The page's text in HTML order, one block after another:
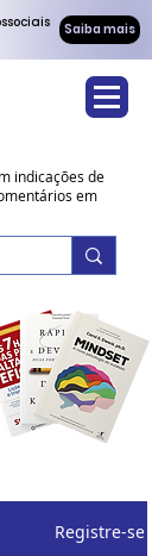
Saiba mais
indicações de
em
Registre-se